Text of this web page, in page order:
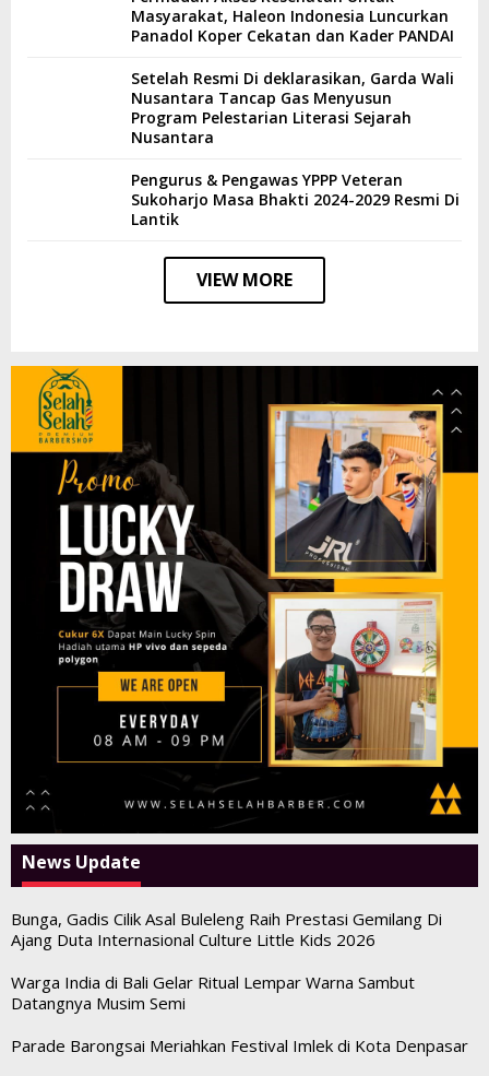
Masyarakat, Haleon Indonesia Luncurkan
Panadol Koper Cekatan dan Kader PANDAI
Setelah Resmi Di deklarasikan, Garda Wali
Nusantara Tancap Gas Menyusun
Program Pelestarian Literasi Sejarah
Nusantara
Pengurus & Pengawas YPPP Veteran
Sukoharjo Masa Bhakti 2024-2029 Resmi Di
Lantik
VIEW MORE
News Update
Bunga, Gadis Cilik Asal Buleleng Raih Prestasi Gemilang Di
Ajang Duta Internasional Culture Little Kids 2026
Warga India di Bali Gelar Ritual Lempar Warna Sambut
Datangnya Musim Semi
Parade Barongsai Meriahkan Festival Imlek di Kota Denpasar